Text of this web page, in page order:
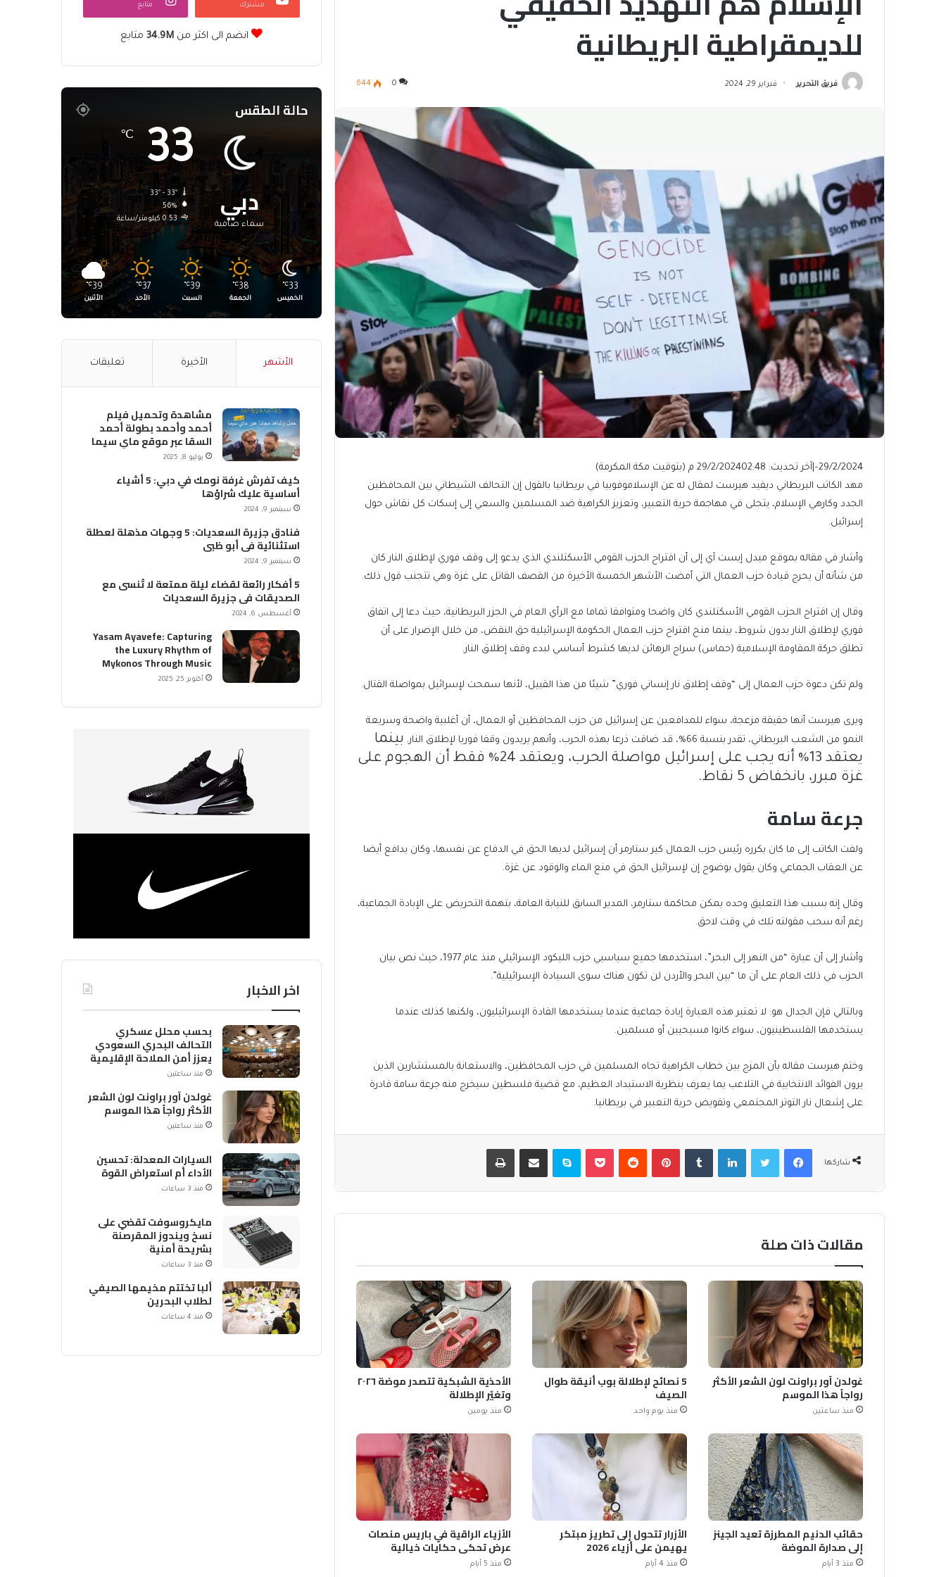
للديمقراطية البريطانية
فريق التحرير فبراير 29, 2024 0
644
29/2/2024
– آخر تحديث: 29/2/2024 02:48 م (بتوقيت مكة المكرمة)
مهد الكاتب البريطاني ديفيد هيرست لمقال له عن الإسلاموفوبيا في بريطانيا بالقول إن التحالف الشيطاني بين المحافظين
الجدد وكارهي الإسلام، يتجلى في مهاجمة حرية التعبير، وتعزيز الكراهية ضد المسلمين والسعي إلى إسكات كل نقاش حول
إسرائيل.
وأشار في مقاله بموقع ميدل إيست آي إلى أن اقتراح الحزب القومي الأسكتلندي الذي يدعو إلى وقف فوري لإطلاق النار كان
من شأنه أن يحرج قيادة حزب العمال التي أمضت الأشهر الخمسة الأخيرة من القصف القاتل على غزة وهي تتجنب قول ذلك.
وقال إن اقتراح الحزب القومي الأسكتلندي كان واضحا ومتوافقا تماما مع الرأي العام في الجزر البريطانية، حيث دعا إلى اتفاق
فوري لإطلاق النار بدون شروط، بينما منح اقتراح حزب العمال الحكومة الإسرائيلية حق النقض، من خلال الإصرار على أن
تطلق حركة المقاومة الإسلامية (حماس) سراح الرهائن لديها كشرط أساسي لبدء وقف إطلاق النار.
ولم تكن دعوة حزب العمال إلى “وقف إطلاق نار إنساني فوري” شيئا من هذا القبيل، لأنها سمحت لإسرائيل بمواصلة القتال.
ويرى هيرست أنها حقيقة مزعجة، سواء للمدافعين عن إسرائيل من حزب المحافظين أو العمال، أن أغلبية واضحة وسريعة
النمو من الشعب البريطاني، تقدر بنسبة 66%، قد ضاقت ذرعا بهذه الحرب، وأنهم يريدون وقفا فوريا لإطلاق النار.
بينما
يعتقد 13% أنه يجب على إسرائيل مواصلة الحرب، ويعتقد 24% فقط أن الهجوم على
غزة مبرر، بانخفاض 5 نقاط.
جرعة سامة
ولفت الكاتب إلى ما كان يكرره رئيس حزب العمال كير ستارمر أن إسرائيل لديها الحق في الدفاع عن نفسها، وكان يدافع أيضا
عن العقاب الجماعي وكان يقول بوضوح إن لإسرائيل الحق في منع الماء والوقود عن غزة.
وقال إنه بسبب هذا التعليق وحده يمكن محاكمة ستارمر، المدير السابق للنيابة العامة، بتهمة التحريض على الإبادة الجماعية،
رغم أنه سحب مقولته تلك في وقت لاحق.
وأشار إلى أن عبارة “من النهر إلى البحر”، استخدمها جميع سياسيي حزب الليكود الإسرائيلي منذ عام 1977، حيث نص بيان
الحزب في ذلك العام على أن ما “بين البحر والأردن لن تكون هناك سوى السيادة الإسرائيلية”.
وبالتالي فإن الجدال هو: لا تعتبر هذه العبارة إبادة جماعية عندما يستخدمها القادة الإسرائيليون، ولكنها كذلك عندما
يستخدمها الفلسطينيون، سواء كانوا مسيحيين أو مسلمين.
وختم هيرست مقاله بأن المزج بين خطاب الكراهية تجاه المسلمين في حزب المحافظين، والاستعانة بالمستشارين الذين
يرون الفوائد الانتخابية في التلاعب بما يعرف بنظرية الاستبداد العظيم، مع قضية فلسطين سيخرج منه جرعة سامة قادرة
على إشعال نار التوتر المجتمعي وتقويض حرية التعبير في بريطانيا.
شاركها
فيسبوكتويتر لينكدإن بينتيريست بوكيت سكايب مشاركة عبر البريد طباعة
مقالات ذات صلة
غولدن آور براونت لون الشعر الأكثر
رواجاً هذا الموسم
منذ ساعتين
5 نصائح لإطلالة بوب أنيقة طوال
الصيف
منذ يوم واحد
الأحذية الشبكية تتصدر موضة ٢٠٢٦
وتغيّر الإطلالة
منذ يومين
حقائب الدنيم المطرزة تعيد الجينز
إلى صدارة الموضة
منذ 3 أيام
الأزرار تتحول إلى تطريز مبتكر
يهيمن على أزياء 2026
منذ 4 أيام
الأزياء الراقية في باريس منصات
عرض تحكي حكايات خيالية
منذ 5 أيام
مشترك متابع
انضم الى اكثر من34.9M متابع
حالة الطقس
دبي
سماء صافية
33
℃
33º - 33º
56%
0.53 كيلومتر/ساعة
33
℃
الخميس
38
℃
الجمعة
39
℃
السبت
37
℃
الأحد
39
℃
الأثنين
الأشهر الأخيرة تعليقات
مشاهدة وتحميل فيلم
أحمد وأحمد بطولة أحمد
السقا عبر موقع ماي سيما
MyCima (وي سيما WeCima)
يوليو 8, 2025
كيف تفرش غرفة نومك في دبي: 5 أشياء
أساسية عليك شراؤها
سبتمبر 9, 2024
فنادق جزيرة السعديات: 5 وجهات مذهلة لعطلة
استثنائية في أبو ظبي
سبتمبر 9, 2024
5 أفكار رائعة لقضاء ليلة ممتعة لا تُنسى مع
الصديقات في جزيرة السعديات
أغسطس 6, 2024
Yasam Ayavefe: Capturing
the Luxury Rhythm of
Mykonos Through Music
أكتوبر 25, 2025
اخر الاخبار
بحسب محلل عسكري
التحالف البحري السعودي
يعزز أمن الملاحة الإقليمية
والدولية
منذ ساعتين
غولدن آور براونت لون الشعر
الأكثر رواجاً هذا الموسم
منذ ساعتين
السيارات المعدلة: تحسين
الأداء أم استعراض القوة
منذ 3 ساعات
مايكروسوفت تقضي على
نسخ ويندوز المقرصنة
بشريحة أمنية
منذ 3 ساعات
ألبا تختتم مخيمها الصيفي
لطلاب البحرين
منذ 4 ساعات